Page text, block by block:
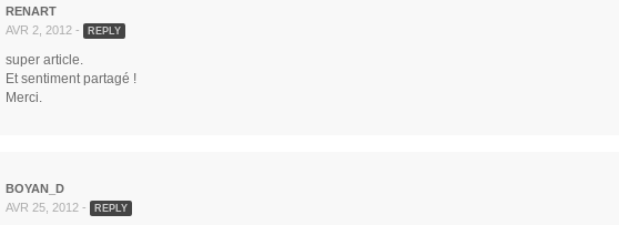
RENART
AVR 2, 2012 -
REPLY
super article.
Et sentiment partagé !
Merci.
BOYAN_D
AVR 25, 2012 -
REPLY